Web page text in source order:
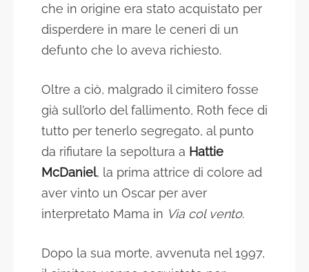
che in origine era stato acquistato per
disperdere in mare le ceneri di un
defunto che lo aveva richiesto.
Oltre a ciò, malgrado il cimitero fosse
già sull’orlo del fallimento, Roth fece di
tutto per tenerlo segregato, al punto
da rifiutare la sepoltura a Hattie
McDaniel, la prima attrice di colore ad
aver vinto un Oscar per aver
interpretato Mama in Via col vento.
Dopo la sua morte, avvenuta nel 1997,